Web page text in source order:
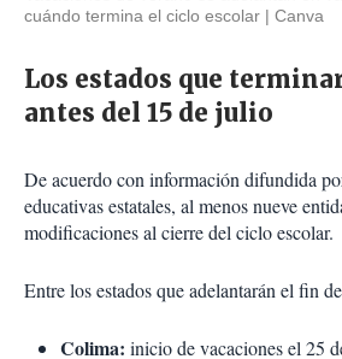
cuándo termina el ciclo escolar
Canva
Los estados que
antes del 15 de julio
De acuerdo con información difundida
educativas estatales, al menos nueve
modificaciones al cierre del ciclo escolar.
Entre los estados que adelantarán el fin
Colima: inicio de vacaciones el 25